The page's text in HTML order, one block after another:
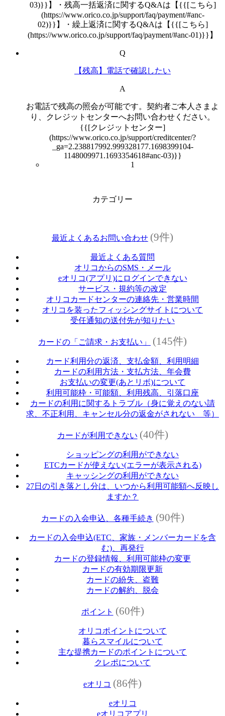
03)}}】・残高一括返済に関するQ&Aは【{{[こちら]
(https://www.orico.co.jp/support/faq/payment/#anc-
02)}}】・繰上返済に関するQ&Aは【{{[こちら]
(https://www.orico.co.jp/support/faq/payment/#anc-01)}}】
Q
【残高】電話で確認したい
A
お電話で残高の照会が可能です。契約者ご本人さまよ
り、クレジットセンターへお問い合わせください。
{{[クレジットセンター]
(https://www.orico.co.jp/support/creditcenter/?
_ga=2.238817992.999328177.1698399104-
1148009971.1693354618#anc-03)}}
1
カテゴリー
最近よくあるお問い合わせ (9件)
最近よくある質問
オリコからのSMS・メール
eオリコ(アプリ)にログインできない
サービス・規約等の改定
オリコカードセンターの連絡先・営業時間
オリコを装ったフィッシングサイトについて
受任通知の送付先が知りたい
カードの「ご請求・お支払い」 (145件)
カード利用分の返済、支払金額、利用明細
カードの利用方法・支払方法、年会費
お支払いの変更(あとリボ)について
利用可能枠・可能額、利用残高、引落口座
カードの利用に関するトラブル（身に覚えのない請
求、不正利用、キャンセル分の返金がされない 等）
カードが利用できない (40件)
ショッピングの利用ができない
ETCカードが使えない(エラーが表示される)
キャッシングの利用ができない
27日の引き落とし分は、いつから利用可能額へ反映し
ますか？
カードの入会申込、各種手続き (90件)
カードの入会申込(ETC、家族・メンバーカードを含
む)、再発行
カードの登録情報、利用可能枠の変更
カードの有効期限更新
カードの紛失、盗難
カードの解約、脱会
ポイント (60件)
オリコポイントについて
暮らスマイルについて
主な提携カードのポイントについて
クレポについて
eオリコ (86件)
eオリコ
eオリコアプリ